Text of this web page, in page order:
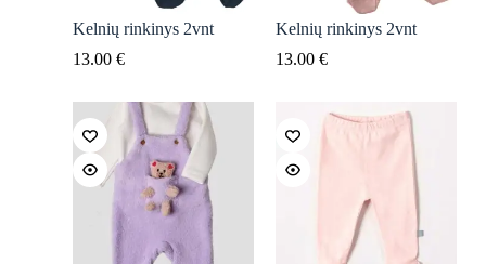
Kelnių rinkinys 2vnt
13.00 €
Kelnių rinkinys 2vnt
13.00 €